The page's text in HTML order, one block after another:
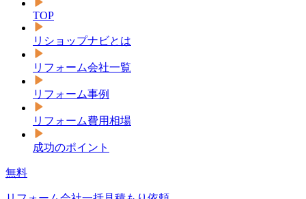
TOP
リショップナビとは
リフォーム会社一覧
リフォーム事例
リフォーム費用相場
成功のポイント
無料